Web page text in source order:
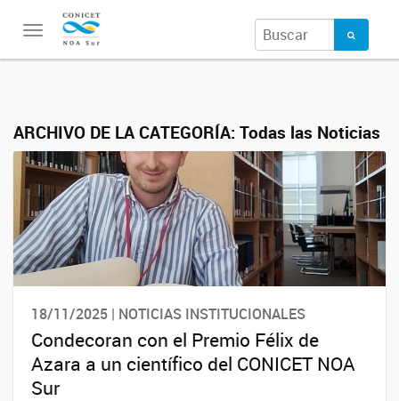
Toggle
navigation
ARCHIVO DE LA CATEGORÍA: Todas las Noticias
18/11/2025 | NOTICIAS INSTITUCIONALES
Condecoran con el Premio Félix de
Azara a un científico del CONICET NOA
Sur